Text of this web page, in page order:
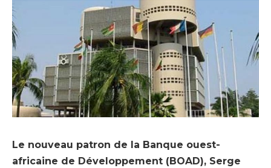
Le nouveau patron de la Banque ouest-
africaine de Développement (BOAD), Serge